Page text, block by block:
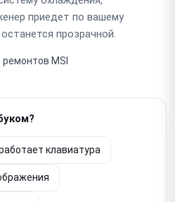
приедет по вашему
прозрачной.
ремонтов MSI
клавиатура